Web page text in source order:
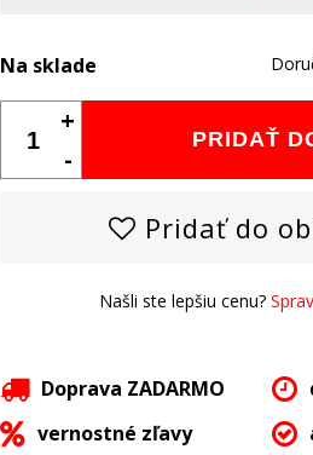
Na sklade
PRIDAŤ
+
-
Pridať do
Našli ste lepšiu cenu?
Doprava ZADARMO
vernostné zľavy